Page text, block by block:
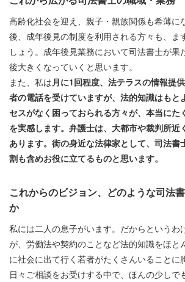
高齢化社会を迎え、親子・親族関係も希薄に
後、成年後見の制度を利用される方々も、ま
しょう。成年後見業務において司法書士が果
後大きくなっていくと思います。
また、私は 月に1回程度、法テラスの情報提
者の電話を受けていますが、法的知識はもと
セスがなく困っておられる方々が、本当にた
を実感します。弁護士は、大都市や裁判所近
あります。街の身近な法律家として、司法書
割も含めお役に立てるものと思います。
これからのビジョン、どのような司法
か
私には二人の息子がいます。だからというわ
が、労働法や契約のことなど法的知識をほと
に社会に出て行く若者がたくさんいることに
日々ご相談をお受けする中で、ほんの少しで